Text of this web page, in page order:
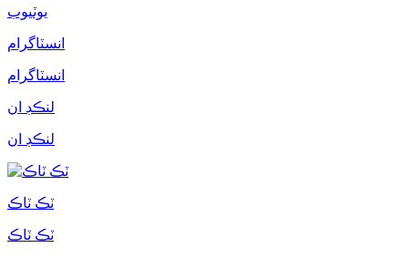
يوٽيوب
انسٽاگرام
انسٽاگرام
لنڪڊ ان
لنڪڊ ان
ٽڪ ٽاڪ
ٽڪ ٽاڪ